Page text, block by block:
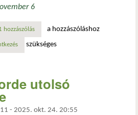
6
22 éves lett – boldog születésnapot!
hozzászólás a hozzászóláshoz
szükséges
utolsó
- 2025. okt. 24. 20:55